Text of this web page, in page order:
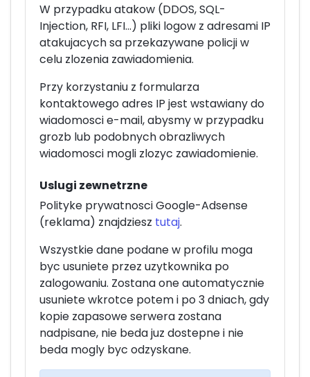
W przypadku atakow (DDOS, SQL-
Injection, RFI, LFI...) pliki logow z adresami IP
atakujacych sa przekazywane policji w
celu zlozenia zawiadomienia.
Przy korzystaniu z formularza
kontaktowego adres IP jest wstawiany do
wiadomosci e-mail, abysmy w przypadku
grozb lub podobnych obrazliwych
wiadomosci mogli zlozyc zawiadomienie.
Uslugi zewnetrzne
Polityke prywatnosci Google-Adsense
(reklama) znajdziesz tutaj.
Wszystkie dane podane w profilu moga
byc usuniete przez uzytkownika po
zalogowaniu. Zostana one automatycznie
usuniete wkrotce potem i po 3 dniach, gdy
kopie zapasowe serwera zostana
nadpisane, nie beda juz dostepne i nie
beda mogly byc odzyskane.